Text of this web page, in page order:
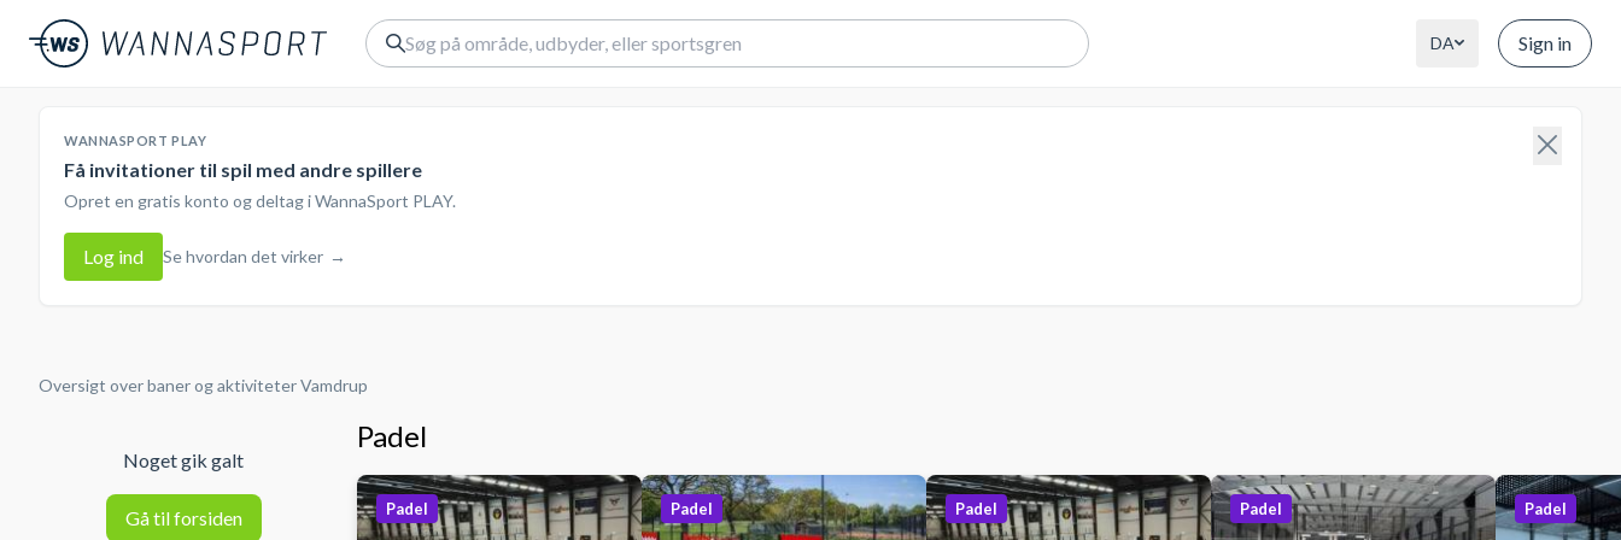
DA Sign in
WANNASPORT PLAY
Få invitationer til spil med andre spillere
Opret en gratis konto og deltag i WannaSport PLAY.
Log ind Se hvordan det virker →
Oversigt over baner og aktiviteterVamdrup
Noget gik galt
Gå til forsiden
Padel
Padel Padel Padel Padel Padel